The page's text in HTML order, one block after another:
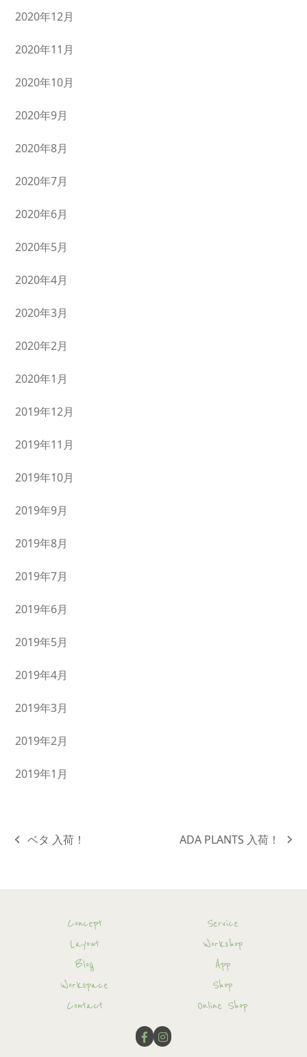
2020年12月
2020年11月
2020年10月
2020年9月
2020年8月
2020年7月
2020年6月
2020年5月
2020年4月
2020年3月
2020年2月
2020年1月
2019年12月
2019年11月
2019年10月
2019年9月
2019年8月
2019年7月
2019年6月
2019年5月
2019年4月
2019年3月
2019年2月
2019年1月
previous
ベタ 入荷！
next
ADA PLANTS 入荷！
Concept
Service
Layout
Workshop
Blog
App
Workspace
Shop
Contact
Online Shop